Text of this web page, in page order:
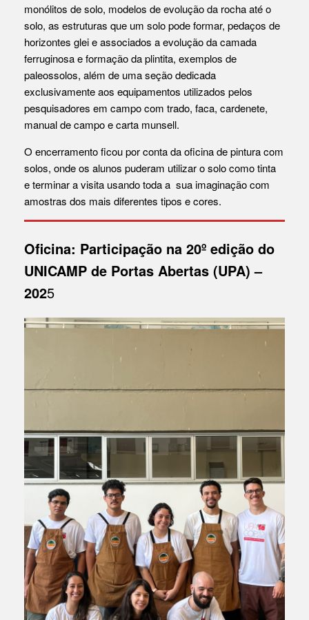
monólitos de solo, modelos de evolução da rocha até o
solo, as estruturas que um solo pode formar, pedaços de
horizontes glei e associados a evolução da camada
ferruginosa e formação da plintita, exemplos de
paleossolos, além de uma seção dedicada
exclusivamente aos equipamentos utilizados pelos
pesquisadores em campo com trado, faca, cardenete,
manual de campo e carta munsell.
O encerramento ficou por conta da oficina de pintura com
solos, onde os alunos puderam utilizar o solo como tinta
e terminar a visita usando toda a sua imaginação com
amostras dos mais diferentes tipos e cores.
Oficina: Participação na 20º edição do
UNICAMP de Portas Abertas (UPA) –
2025